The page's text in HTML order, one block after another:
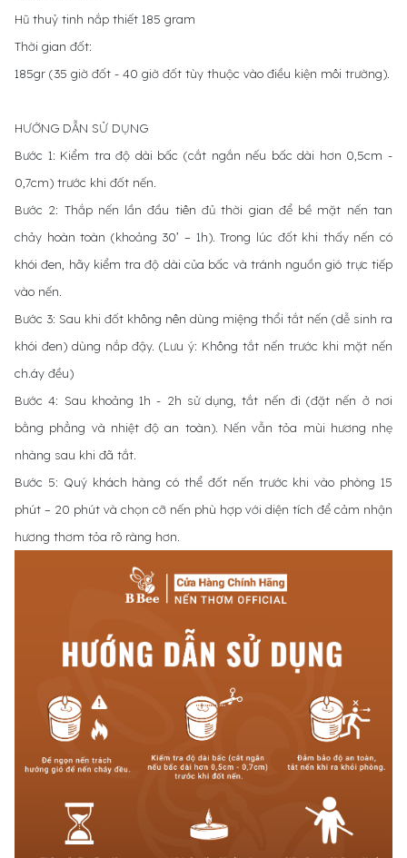
Hũ thuỷ tinh nắp thiết 185 gram
Thời gian đốt:
185gr (35 giờ đốt - 40 giờ đốt tùy thuộc vào điều kiện môi trường).
HƯỚNG DẪN SỬ DỤNG
Bước 1: Kiểm tra độ dài bấc (cắt ngắn nếu bấc dài hơn 0,5cm -
0,7cm) trước khi đốt nến.
Bước 2: Thắp nến lần đầu tiên đủ thời gian để bề mặt nến tan
chảy hoàn toàn (khoảng 30’ – 1h). Trong lúc đốt khi thấy nến có
khói đen, hãy kiểm tra độ dài của bấc và tránh nguồn gió trực tiếp
vào nến.
Bước 3: Sau khi đốt không nên dùng miệng thổi tắt nến (dễ sinh ra
khói đen) dùng nắp đậy. (Lưu ý: Không tắt nến trước khi mặt nến
ch.áy đều)
Bước 4: Sau khoảng 1h - 2h sử dụng, tắt nến đi (đặt nến ở nơi
bằng phẳng và nhiệt độ an toàn). Nến vẫn tỏa mùi hương nhẹ
nhàng sau khi đã tắt.
Bước 5: Quý khách hàng có thể đốt nến trước khi vào phòng 15
phút – 20 phút và chọn cỡ nến phù hợp với diện tích để cảm nhận
hương thơm tỏa rõ ràng hơn.